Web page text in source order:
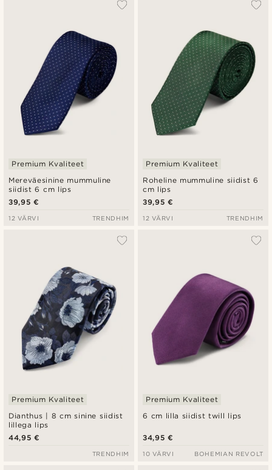
Mereväesinine mummuline
siidist 6 cm lips
Premium Kvaliteet
39,95 €
12 VÄRVI TRENDHIM
Roheline mummuline siidist 6
cm lips
Premium Kvaliteet
39,95 €
12 VÄRVI TRENDHIM
Dianthus | 8 cm sinine siidist
lillega lips
Premium Kvaliteet
44,95 €
TRENDHIM
6 cm lilla siidist twill lips
Premium Kvaliteet
34,95 €
10 VÄRVI BOHEMIAN REVOLT